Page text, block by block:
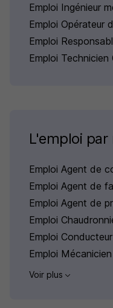
Emploi Ingénieur
Emploi Opérateur
Emploi
Emploi Technicien
L'emploi par
Emploi Agent de
Emploi Agent de
Emploi Agent de
Emploi
Emploi
Emploi
Voir plus